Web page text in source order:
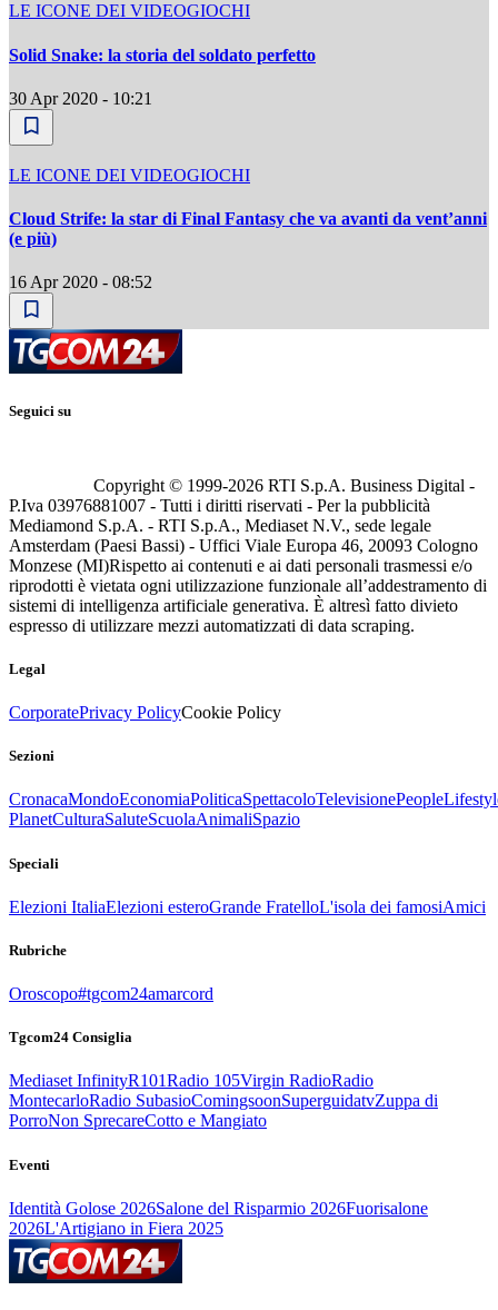
LE ICONE DEI VIDEOGIOCHI
Solid Snake: la storia del soldato perfetto
30 Apr 2020 - 10:21
LE ICONE DEI VIDEOGIOCHI
Cloud Strife: la star di Final Fantasy che va avanti da vent’anni
(e più)
16 Apr 2020 - 08:52
Seguici su
Copyright © 1999-2026 RTI S.p.A. Business Digital -
P.Iva 03976881007 - Tutti i diritti riservati - Per la pubblicità
Mediamond S.p.A. - RTI S.p.A., Mediaset N.V., sede legale
Amsterdam (Paesi Bassi) - Uffici Viale Europa 46, 20093 Cologno
Monzese (MI)Rispetto ai contenuti e ai dati personali trasmessi e/o
riprodotti è vietata ogni utilizzazione funzionale all’addestramento di
sistemi di intelligenza artificiale generativa. È altresì fatto divieto
espresso di utilizzare mezzi automatizzati di data scraping.
Legal
CorporatePrivacy PolicyCookie Policy
Sezioni
CronacaMondoEconomiaPoliticaSpettacoloTelevisionePeople
PlanetCulturaSaluteScuolaAnimaliSpazio
Speciali
Elezioni ItaliaElezioni esteroGrande FratelloL'isola dei famosiAmici
Rubriche
Oroscopo#tgcom24amarcord
Tgcom24 Consiglia
Mediaset InfinityR101Radio 105Virgin RadioRadio
MontecarloRadio SubasioComingsoonSuperguidatvZuppa di
PorroNon SprecareCotto e Mangiato
Eventi
Identità Golose 2026Salone del Risparmio 2026Fuorisalone
2026L'Artigiano in Fiera 2025